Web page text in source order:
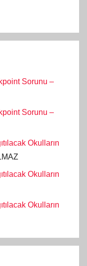
Sorunu –
Sorunu –
Okulların
Okulların
Okulların